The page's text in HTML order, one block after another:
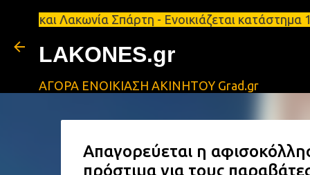
Σπάρτη - Ενοικιάζεται κατάστημα
LAKONES.gr
ΑΓΟΡΑ ΕΝΟΙΚΙΑΣΗ ΑΚΙΝΗΤΟΥ Grad.gr
Απαγορεύεται η
πρόστιμα για τους